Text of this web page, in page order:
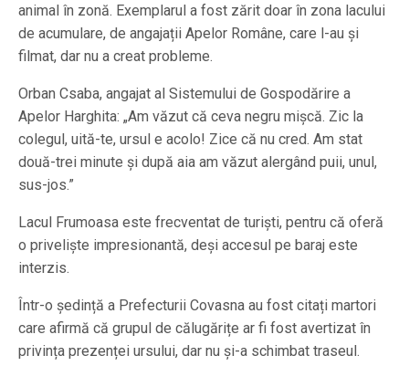
animal în zonă. Exemplarul a fost zărit doar în zona lacului
de acumulare, de angajații Apelor Române, care l-au și
filmat, dar nu a creat probleme.
Orban Csaba, angajat al Sistemului de Gospodărire a
Apelor Harghita: „Am văzut că ceva negru mișcă. Zic la
colegul, uită-te, ursul e acolo! Zice că nu cred. Am stat
două-trei minute și după aia am văzut alergând puii, unul,
sus-jos.”
Lacul Frumoasa este frecventat de turiști, pentru că oferă
o priveliște impresionantă, deși accesul pe baraj este
interzis.
Într-o ședință a Prefecturii Covasna au fost citați martori
care afirmă că grupul de călugărițe ar fi fost avertizat în
privința prezenței ursului, dar nu și-a schimbat traseul.